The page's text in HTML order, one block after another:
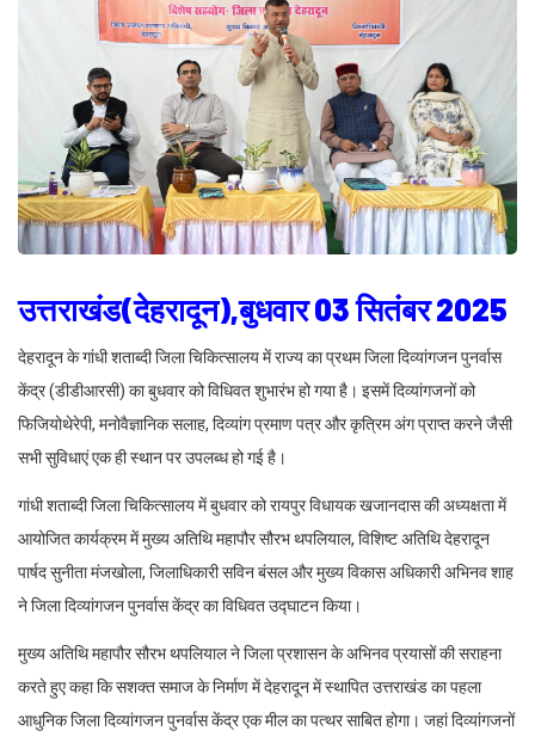
उत्तराखंड(देहरादून),बुधवार 03 सितंबर 2025
देहरादून के गांधी शताब्दी जिला चिकित्सालय में राज्य का प्रथम जिला दिव्यांगजन पुनर्वास
केंद्र (डीडीआरसी) का बुधवार को विधिवत शुभारंभ हो गया है। इसमें दिव्यांगजनों को
फिजियोथेरेपी, मनोवैज्ञानिक सलाह, दिव्यांग प्रमाण पत्र और कृत्रिम अंग प्राप्त करने जैसी
सभी सुविधाएं एक ही स्थान पर उपलब्ध हो गई है।
गांधी शताब्दी जिला चिकित्सालय में बुधवार को रायपुर विधायक खजानदास की अध्यक्षता में
आयोजित कार्यक्रम में मुख्य अतिथि महापौर सौरभ थपलियाल, विशिष्ट अतिथि देहरादून
पार्षद सुनीता मंजखोला, जिलाधिकारी सविन बंसल और मुख्य विकास अधिकारी अभिनव शाह
ने जिला दिव्यांगजन पुनर्वास केंद्र का विधिवत उद्घाटन किया।
मुख्य अतिथि महापौर सौरभ थपलियाल ने जिला प्रशासन के अभिनव प्रयासों की सराहना
करते हुए कहा कि सशक्त समाज के निर्माण में देहरादून में स्थापित उत्तराखंड का पहला
आधुनिक जिला दिव्यांगजन पुनर्वास केंद्र एक मील का पत्थर साबित होगा। जहां दिव्यांगजनों